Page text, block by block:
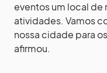
eventos um local
atividades. Vamos
nossa cidade para
afirmou.